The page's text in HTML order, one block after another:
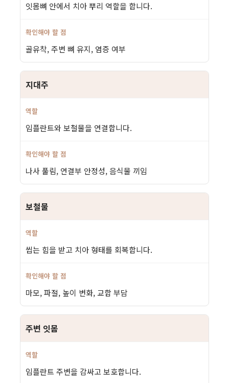
잇몸뼈 안에서 치아 뿌리 역할을 합니다.
골유착, 주변 뼈 유지, 염증 여부
지대주
임플란트와 보철물을 연결합니다.
나사 풀림, 연결부 안정성, 음식물 끼임
보철물
씹는 힘을 받고 치아 형태를 회복합니다.
마모, 파절, 높이 변화, 교합 부담
주변 잇몸
임플란트 주변을 감싸고 보호합니다.